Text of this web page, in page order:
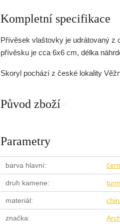
Kompletní specifikace
Přívěsek vlaštovky je udrátovaný z
přívěsku je cca 6x6 cm, délka
Skoryl pochází z české lokality
Původ zboží
Parametry
barva hlavní
druh kamene
materiál
značka